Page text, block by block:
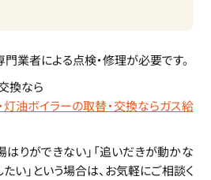
業者による点検・修理が必要です。
換なら
灯油ボイラーの取替・交換ならガス給
はりができない」「追いだきが動かな
い」という場合は、お気軽にご相談く